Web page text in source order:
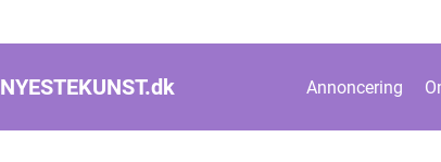
NYESTEKUNST.dk Annoncering